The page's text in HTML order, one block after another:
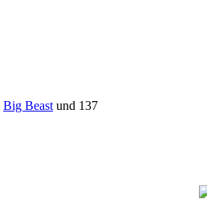
Big Beast und 137